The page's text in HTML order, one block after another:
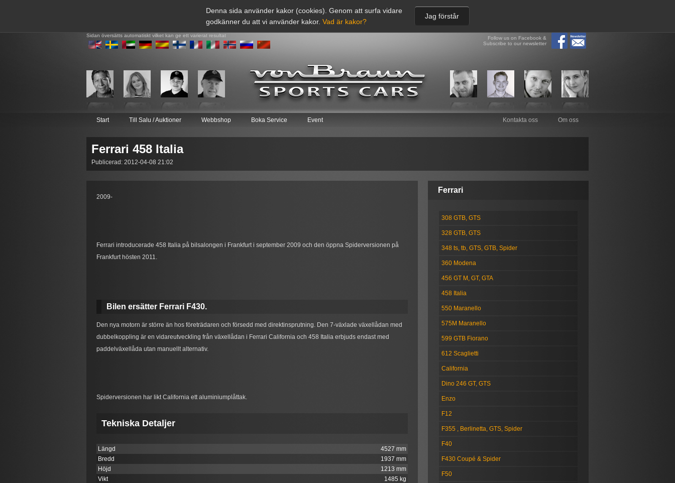
Denna sida använder kakor (cookies). Genom att surfa vidare
godkänner du att vi använder kakor. Vad är kakor?
Jag förstår
Sidan översätts automatiskt vilket kan ge ett varierat resultat
Follow us on Facebook &
Subscribe to our newsletter
Start Till Salu / Auktioner Webbshop Boka Service Event Kontakta oss Om oss
Ferrari 458 Italia
Publicerad: 2012-04-08 21:02
2009-
Ferrari introducerade 458 Italia på bilsalongen i Frankfurt i september 2009 och den öppna Spiderversionen på
Frankfurt hösten 2011.
Bilen ersätter Ferrari F430.
Den nya motorn är större än hos företrädaren och försedd med direktinsprutning. Den 7-växlade växellådan med
dubbelkoppling är en vidareutveckling från växellådan i Ferrari California och 458 Italia erbjuds endast med
paddelväxellåda utan manuellt alternativ.
Spiderversionen har likt California ett aluminiumplåttak.
Tekniska Detaljer
Längd
4527 mm
Bredd
1937 mm
Höjd
1213 mm
Vikt
1485 kg
Ferrari
308 GTB, GTS
328 GTB, GTS
348 ts, tb, GTS, GTB, Spider
360 Modena
456 GT M, GT, GTA
458 Italia
550 Maranello
575M Maranello
599 GTB Fiorano
612 Scaglietti
California
Dino 246 GT, GTS
Enzo
F12
F355 , Berlinetta, GTS, Spider
F40
F430 Coupé & Spider
F50